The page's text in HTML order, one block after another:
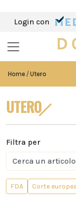
Login con
Home Utero
UTERO
Filtra per
FDA Corte